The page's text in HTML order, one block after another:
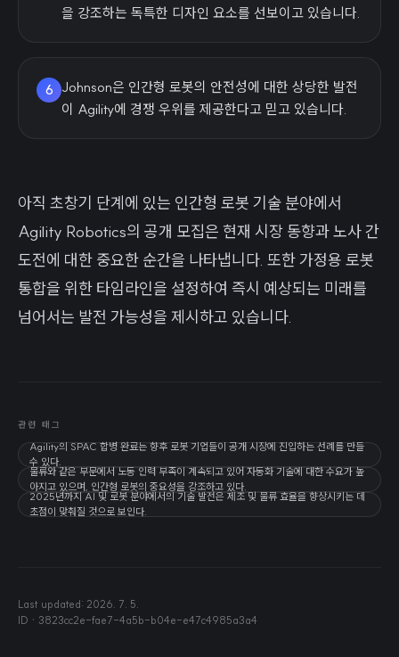
을 강조하는 독특한 디자인 요소를 선보이고 있습니다.
6
Johnson은 인간형 로봇의 안전성에 대한 상당한 발전
이 Agility에 경쟁 우위를 제공한다고 믿고 있습니다.
아직 초창기 단계에 있는 인간형 로봇 기술 분야에서
Agility Robotics의 공개 모집은 현재 시장 동향과 노사 간
도전에 대한 중요한 순간을 나타냅니다. 또한 가정용 로봇
통합을 위한 타임라인을 설정하여 즉시 예상되는 미래를
넘어서는 발전 가능성을 제시하고 있습니다.
관련 태그
Agility의 SPAC 합병 완료는 향후 로봇 기업들이 공개 시장에 진입하는 선례를 만들
수 있다.
물류와 같은 부문에서 노동 인력 부족이 계속되고 있어 자동화 기술에 대한 수요가 높
아지고 있으며, 인간형 로봇의 중요성을 강조하고 있다.
2025년까지 AI 및 로봇 분야에서의 기술 발전은 제조 및 물류 효율을 향상시키는 데
초점이 맞춰질 것으로 보인다.
Last updated: 2026. 7. 5.
ID · 3823cc2e-fae7-4a5b-b04e-e47c4985a3a4